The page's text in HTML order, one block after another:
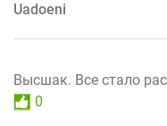
Uadoeni
Высшак. Все стало
0